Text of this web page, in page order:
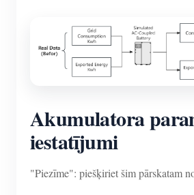
Akumulatora
iestatījumi
"Piezīme": piešķiriet šim pārskatam